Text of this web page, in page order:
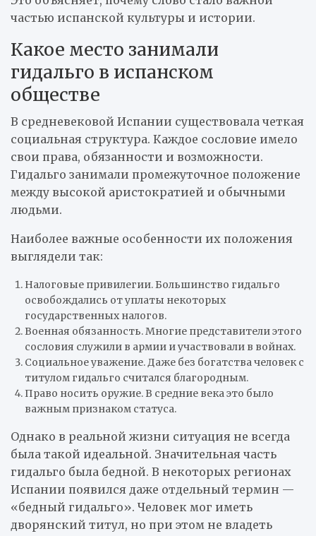
частью испанской культуры и истории.
Какое место занимали
гидальго в испанском
обществе
В средневековой Испании существовала четкая
социальная структура. Каждое сословие имело
свои права, обязанности и возможности.
Гидальго занимали промежуточное положение
между высокой аристократией и обычными
людьми.
Наиболее важные особенности их положения
выглядели так:
Налоговые привилегии. Большинство гидальго
освобождались от уплаты некоторых
государственных налогов.
Военная обязанность. Многие представители этого
сословия служили в армии и участвовали в войнах.
Социальное уважение. Даже без богатства человек с
титулом гидальго считался благородным.
Право носить оружие. В средние века это было
важным признаком статуса.
Однако в реальной жизни ситуация не всегда
была такой идеальной. Значительная часть
гидальго была бедной. В некоторых регионах
Испании появился даже отдельный термин —
«бедный гидальго». Человек мог иметь
дворянский титул, но при этом не владеть